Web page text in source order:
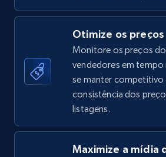
5.4K+ 668+
TikTok Shop - category
URL, Title, Available, Description,
price, Final price, Discount
Otimize os preços
Monitore os preços
vendedores em tempo
se manter competitivo
consistência dos
listagens.
Maximize a mídia